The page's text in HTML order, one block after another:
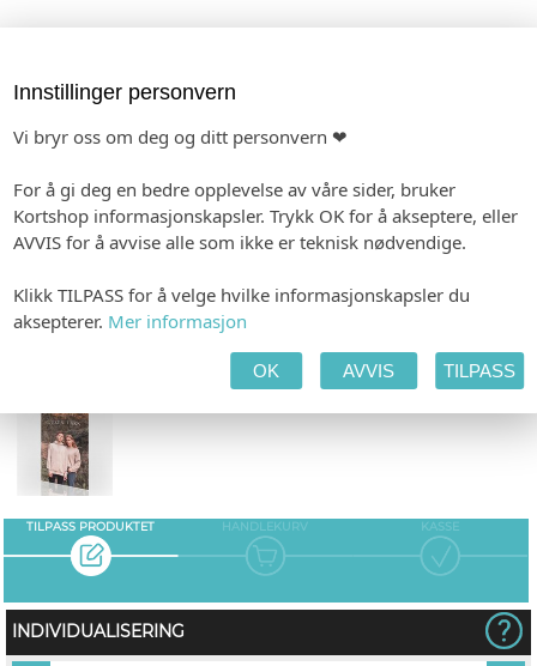
INVITASJON
ETIKETTER MENY
TILPASS PRODUKTET HANDLEKURV KASSE
INDIVIDUALISERING
Innstillinger personvern
Vi bryr oss om deg og ditt personvern ❤
For å gi deg en bedre opplevelse av våre sider, bruker
Kortshop informasjonskapsler. Trykk OK for å akseptere, eller
AVVIS for å avvise alle som ikke er teknisk nødvendige.
Klikk TILPASS for å velge hvilke informasjonskapsler du
aksepterer. Mer informasjon
OK AVVIS TILPASS